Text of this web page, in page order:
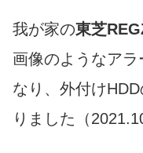
我が家の東芝
画像のようなア
なり、外付け
りました（